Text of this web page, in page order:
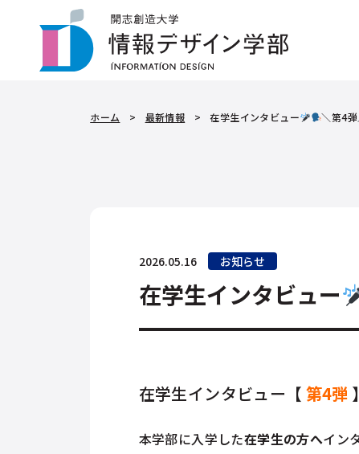
ホーム > 最新情報 > 在学生インタビュー ＼第4
2026.05.16 お知らせ
在学生インタビュー
在学生インタビュー【 第4弾
本学部に入学した在学生の方へイン